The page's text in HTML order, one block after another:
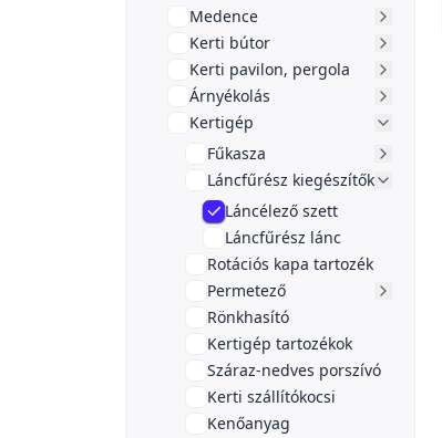
Medence
Kerti bútor
Kerti pavilon, pergola
Árnyékolás
Kertigép
Fűkasza
Láncfűrész kiegészítők
Láncélező szett
Láncfűrész lánc
Rotációs kapa tartozék
Permetező
Rönkhasító
Kertigép tartozékok
Száraz-nedves porszívó
Kerti szállítókocsi
Kenőanyag